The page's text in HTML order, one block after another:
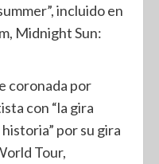
incluido en
Midnight Sun:
coronada por
con “la gira
por su gira
Tour,